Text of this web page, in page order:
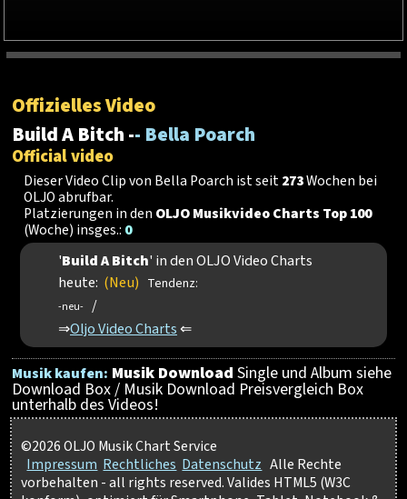
Offizielles Video
Build A Bitch -- Bella Poarch
Official video
Dieser Video Clip von Bella Poarch ist seit273Wochen bei
OLJO abrufbar.
Platzierungen in den OLJO Musikvideo Charts Top 100
(Woche) insges.: 0
'Build A Bitch' in den OLJO Video Charts
heute: (Neu) Tendenz:
-neu- /
⇒Oljo Video Charts ⇐
Musik kaufen: Musik Download Single und Album siehe
Download Box / Musik Download Preisvergleich Box
unterhalb des Videos!
©2026 OLJO Musik Chart Service
Impressum Rechtliches Datenschutz Alle Rechte
vorbehalten - all rights reserved. Valides HTML5 (W3C